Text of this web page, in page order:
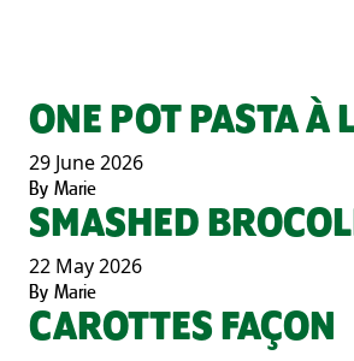
ONE POT PASTA À
29 June 2026
By Marie
SMASHED
22 May 2026
By Marie
CAROTTES FAÇON